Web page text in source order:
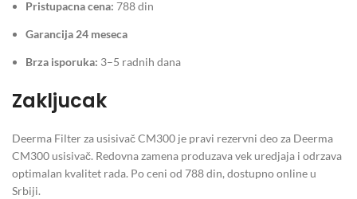
Pristupacna cena: 788 din
Garancija 24 meseca
Brza isporuka: 3–5 radnih dana
Zakljucak
Deerma Filter za usisivač CM300 je pravi rezervni deo za Deerma
CM300 usisivač. Redovna zamena produzava vek uredjaja i odrzava
optimalan kvalitet rada. Po ceni od 788 din, dostupno online u
Srbiji.